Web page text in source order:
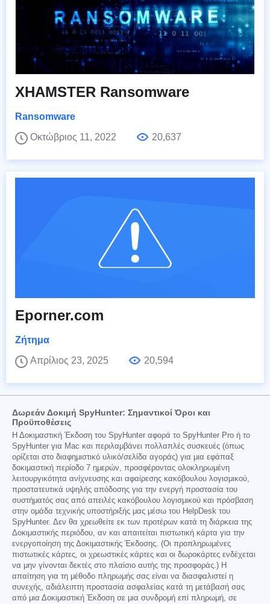
XHAMSTER Ransomware
Ransomware
Οκτώβριος 11, 2022
20,637
Eporner.com
Ζήτημα
Απρίλιος 23, 2025
20,594
Δωρεάν Δοκιμή SpyHunter: Σημαντικοί Όροι και
Προϋποθέσεις
Η Δοκιμαστική Έκδοση του SpyHunter αφορά το SpyHunter Pro ή το
SpyHunter για Mac και περιλαμβάνει πολλαπλές συσκευές (όπως
ορίζεται στο διαφημιστικό υλικό/σελίδα αγοράς) για μια εφάπαξ
δοκιμαστική περίοδο 7 ημερών, προσφέροντας ολοκληρωμένη
λειτουργικότητα ανίχνευσης και αφαίρεσης κακόβουλου λογισμικού,
προστατευτικά υψηλής απόδοσης για την ενεργή προστασία του
συστήματός σας από απειλές κακόβουλου λογισμικού και πρόσβαση
στην ομάδα τεχνικής υποστήριξής μας μέσω του HelpDesk του
SpyHunter. Δεν θα χρεωθείτε εκ των προτέρων κατά τη διάρκεια της
Δοκιμαστικής περιόδου, αν και απαιτείται πιστωτική κάρτα για την
ενεργοποίηση της Δοκιμαστικής Έκδοσης. (Οι προπληρωμένες
πιστωτικές κάρτες, οι χρεωστικές κάρτες και οι δωροκάρτες ενδέχεται
να μην γίνονται δεκτές στο πλαίσιο αυτής της προσφοράς.) Η
απαίτηση για τη μέθοδο πληρωμής σας είναι να διασφαλιστεί η
συνεχής, αδιάλειπτη προστασία ασφαλείας κατά τη μετάβασή σας
από μια Δοκιμαστική Έκδοση σε μια συνδρομή επί πληρωμή, σε